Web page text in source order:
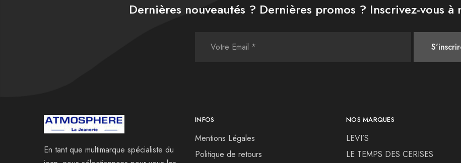
Dernières nouveautés ? Dernières promos ? Inscrivez-vous à
En tant que multimarque spécialiste du
INFOS
Mentions Légales
Politique de retours
NOS MARQUES
LEVI’S
LE TEMPS DES CERISES